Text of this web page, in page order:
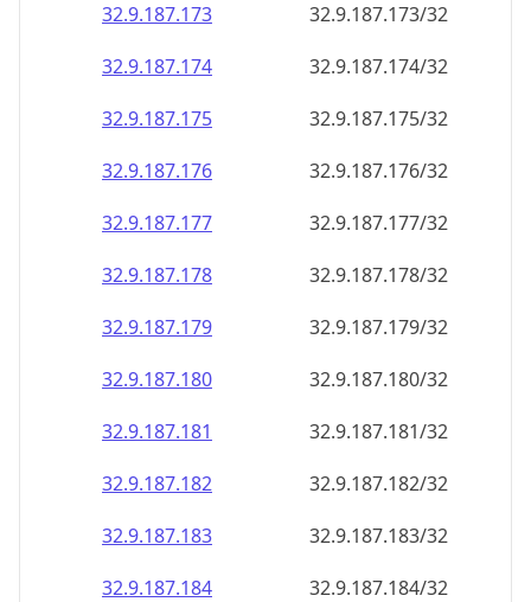
32.9.187.173
32.9.187.173/32
32.9.187.174
32.9.187.174/32
32.9.187.175
32.9.187.175/32
32.9.187.176
32.9.187.176/32
32.9.187.177
32.9.187.177/32
32.9.187.178
32.9.187.178/32
32.9.187.179
32.9.187.179/32
32.9.187.180
32.9.187.180/32
32.9.187.181
32.9.187.181/32
32.9.187.182
32.9.187.182/32
32.9.187.183
32.9.187.183/32
32.9.187.184
32.9.187.184/32